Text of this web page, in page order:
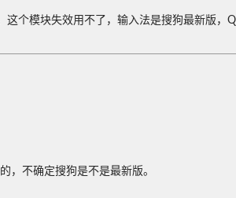
这个模块失效用不了，输入法是搜狗最新版，
，不确定搜狗是不是最新版。